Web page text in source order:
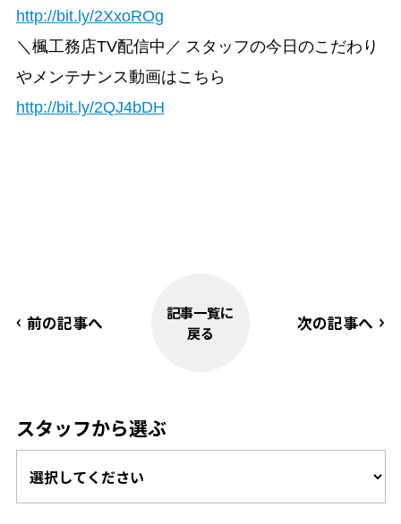
http://bit.ly/2XxoROg
＼楓工務店TV配信中／ スタッフの今日のこだわり
やメンテナンス動画はこちら
http://bit.ly/2QJ4bDH
前の記事へ
記事一覧に
戻る
次の記事へ
スタッフから選ぶ